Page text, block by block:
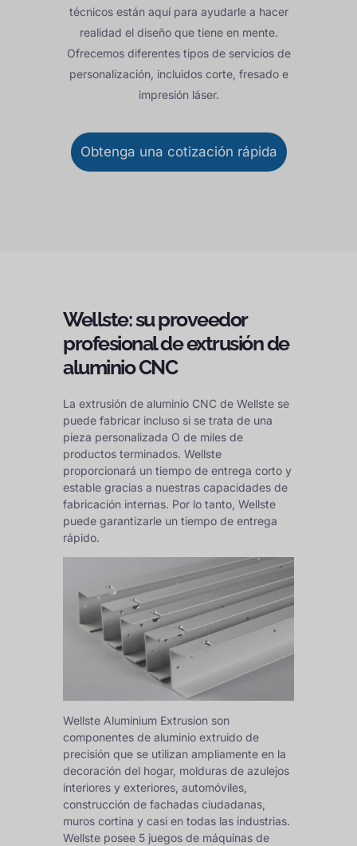
técnicos están aquí para ayudarle a hacer
realidad el diseño que tiene en mente.
Ofrecemos diferentes tipos de servicios de
personalización, incluidos corte, fresado e
impresión láser.
Obtenga una cotización rápida
Wellste: su proveedor
profesional de extrusión de
aluminio CNC
La extrusión de aluminio CNC de Wellste se
puede fabricar incluso si se trata de una
pieza personalizada O de miles de
productos terminados. Wellste
proporcionará un tiempo de entrega corto y
estable gracias a nuestras capacidades de
fabricación internas. Por lo tanto, Wellste
puede garantizarle un tiempo de entrega
rápido.
Wellste Aluminium Extrusion son
componentes de aluminio extruido de
precisión que se utilizan ampliamente en la
decoración del hogar, molduras de azulejos
interiores y exteriores, automóviles,
construcción de fachadas ciudadanas,
muros cortina y casi en todas las industrias.
Wellste posee 5 juegos de máquinas de